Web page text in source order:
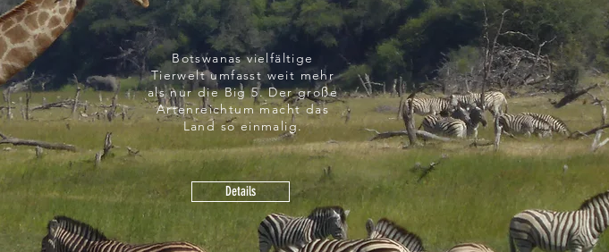
Botswanas vielfältige
Tierwelt umfasst weit mehr
als nur die Big 5. Der große
Artenreichtum macht das
Land so einmalig.
Details